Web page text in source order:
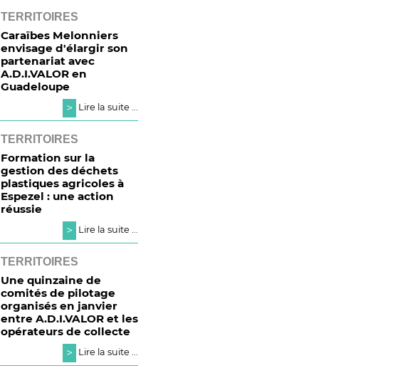
TERRITOIRES
Caraïbes Melonniers
envisage d'élargir son
partenariat avec
A.D.I.VALOR en
Guadeloupe
>
Lire la suite ...
TERRITOIRES
Formation sur la
gestion des déchets
plastiques agricoles à
Espezel : une action
réussie
>
Lire la suite ...
TERRITOIRES
Une quinzaine de
comités de pilotage
organisés en janvier
entre A.D.I.VALOR et les
opérateurs de collecte
>
Lire la suite ...